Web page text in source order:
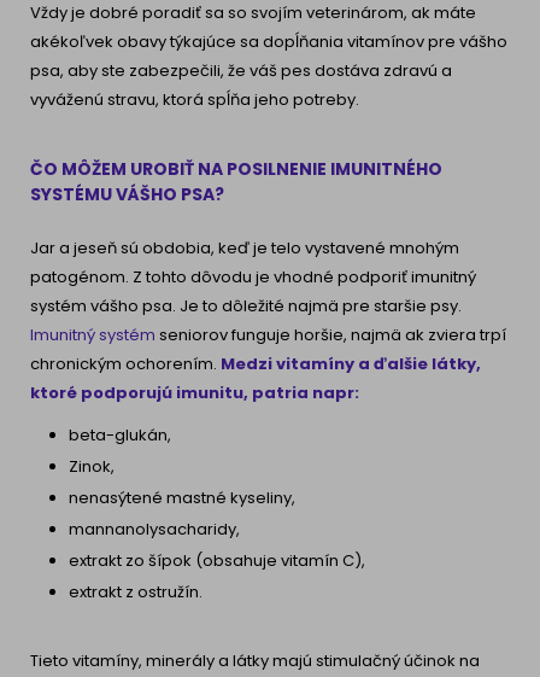
Vždy je dobré poradiť sa so svojím veterinárom, ak máte
akékoľvek obavy týkajúce sa dopĺňania vitamínov pre vášho
psa, aby ste zabezpečili, že váš pes dostáva zdravú a
vyváženú stravu, ktorá spĺňa jeho potreby.
ČO MÔŽEM UROBIŤ NA POSILNENIE IMUNITNÉHO
SYSTÉMU VÁŠHO PSA?
Jar a jeseň sú obdobia, keď je telo vystavené mnohým
patogénom. Z tohto dôvodu je vhodné podporiť imunitný
systém vášho psa. Je to dôležité najmä pre staršie psy.
Imunitný systém seniorov funguje horšie, najmä ak zviera trpí
chronickým ochorením. Medzi vitamíny a ďalšie látky,
ktoré podporujú imunitu, patria napr:
beta-glukán,
Zinok,
nenasýtené mastné kyseliny,
mannanolysacharidy,
extrakt zo šípok (obsahuje vitamín C),
extrakt z ostružín.
Tieto vitamíny, minerály a látky majú stimulačný účinok na